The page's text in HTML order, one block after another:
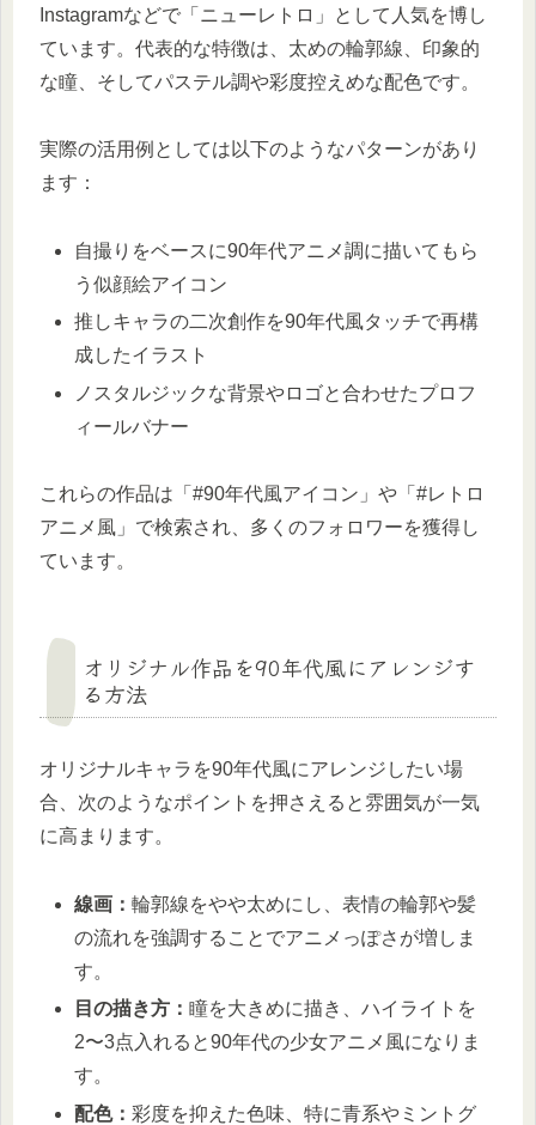
Instagramなどで「ニューレトロ」として人気を博し
ています。代表的な特徴は、太めの輪郭線、印象的
な瞳、そしてパステル調や彩度控えめな配色です。
実際の活用例としては以下のようなパターンがあり
ます：
自撮りをベースに90年代アニメ調に描いてもら
う似顔絵アイコン
推しキャラの二次創作を90年代風タッチで再構
成したイラスト
ノスタルジックな背景やロゴと合わせたプロフ
ィールバナー
これらの作品は「#90年代風アイコン」や「#レトロ
アニメ風」で検索され、多くのフォロワーを獲得し
ています。
オリジナル作品を90年代風にアレンジす
る方法
オリジナルキャラを90年代風にアレンジしたい場
合、次のようなポイントを押さえると雰囲気が一気
に高まります。
線画：輪郭線をやや太めにし、表情の輪郭や髪
の流れを強調することでアニメっぽさが増しま
す。
目の描き方： 瞳を大きめに描き、ハイライトを
2〜3点入れると90年代の少女アニメ風になりま
す。
配色：彩度を抑えた色味、特に青系やミントグ